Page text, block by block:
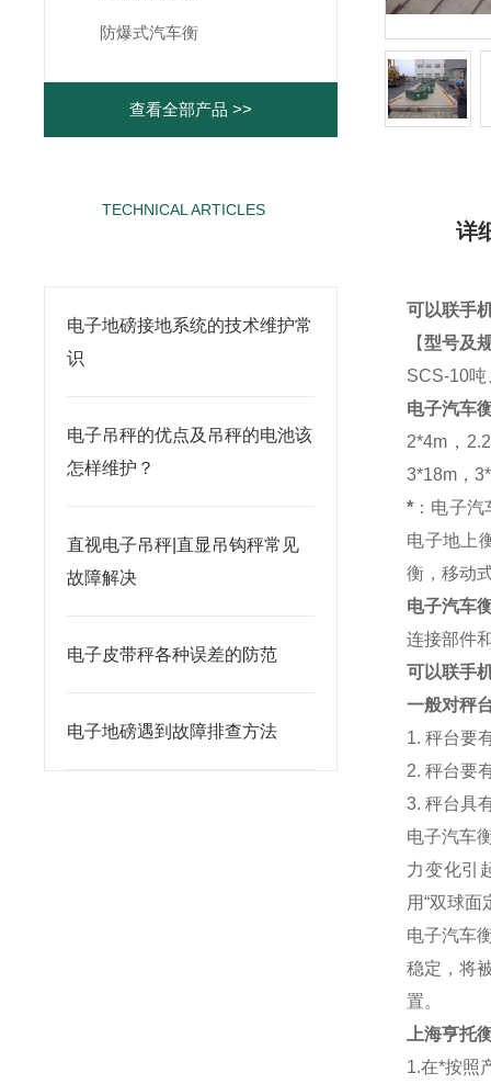
防爆式汽车衡
查看全部产品 >>
TECHNICAL ARTICLES
电子地磅接地系统的技术维护常
识
电子吊秤的优点及吊秤的电池该
怎样维护？
直视电子吊秤|直显吊钩秤常见
故障解决
电子皮带秤各种误差的防范
电子地磅遇到故障排查方法
详
可以联手
【型号及
SCS-10
电子汽车
2*4m，
3*18m，
* ：电子
电子地上
衡，移动
电子汽车
连接部件
可以联手
一般对秤
1. 秤台要
2. 秤台要
3. 秤台具
电子汽车
力变化引
用“双球面
电子汽车
稳定，将
置。
上海亨托
1.在*按照